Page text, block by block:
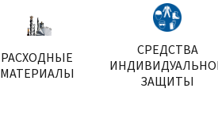
РАСХОДНЫЕ
МАТЕРИАЛЫ
СРЕДСТВА
ЗАЩИТЫ